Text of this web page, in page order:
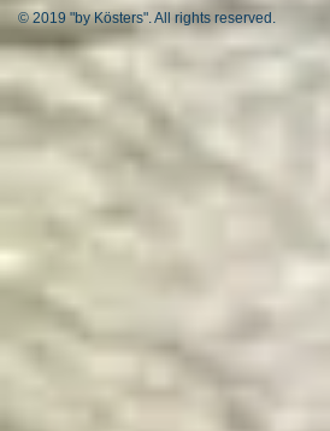
© 2019 "by Kösters". All rights reserved.